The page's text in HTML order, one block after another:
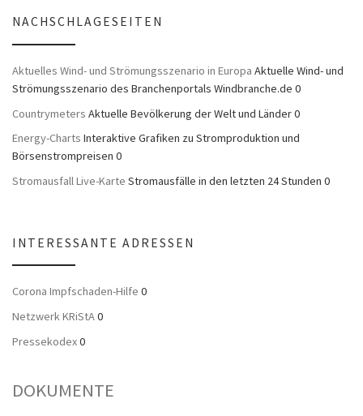
NACHSCHLAGESEITEN
Aktuelles Wind- und Strömungsszenario in Europa Aktuelle Wind- und
Strömungsszenario des Branchenportals Windbranche.de 0
Countrymeters Aktuelle Bevölkerung der Welt und Länder 0
Energy-Charts Interaktive Grafiken zu Stromproduktion und
Börsenstrompreisen 0
Stromausfall Live-Karte Stromausfälle in den letzten 24 Stunden 0
INTERESSANTE ADRESSEN
Corona Impfschaden-Hilfe 0
Netzwerk KRiStA0
Pressekodex0
DOKUMENTE